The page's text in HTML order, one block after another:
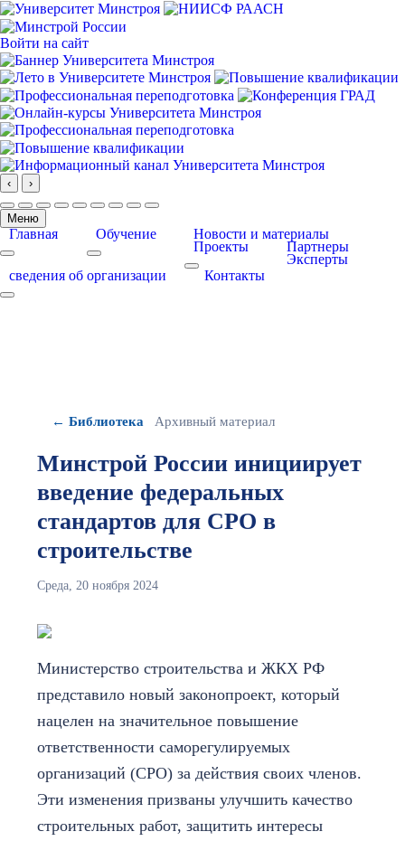
Войти на сайт
‹ ›
Меню
Главная
More about: Главная
Обучение
More about: Обучение
Новости и материалы
Проекты
More about: Проекты
Партнеры
Эксперты
сведения об организации
More about: сведения об организации
Контакты
← Библиотека Архивный материал
Минстрой России инициирует
введение федеральных
стандартов для СРО в
строительстве
Среда, 20 ноября 2024
Министерство строительства и ЖКХ РФ
представило новый законопроект, который
нацелен на значительное повышение
ответственности саморегулируемых
организаций (СРО) за действия своих членов.
Эти изменения призваны улучшить качество
строительных работ, защитить интересы